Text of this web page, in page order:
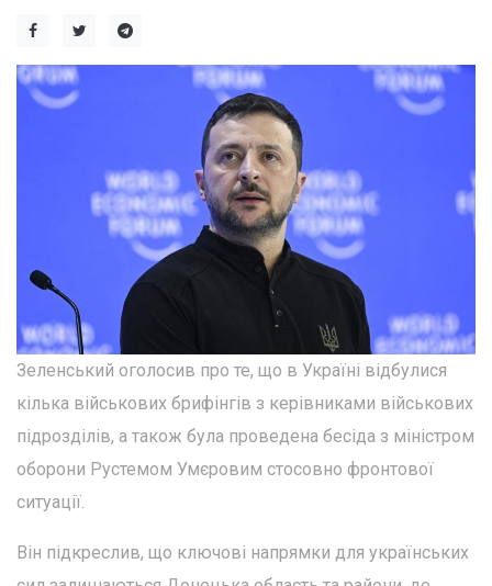
Зеленський оголосив про те, що в Україні відбулися
кілька військових брифінгів з керівниками військових
підрозділів, а також була проведена бесіда з міністром
оборони Рустемом Умєровим стосовно фронтової
ситуації.
Він підкреслив, що ключові напрямки для українських